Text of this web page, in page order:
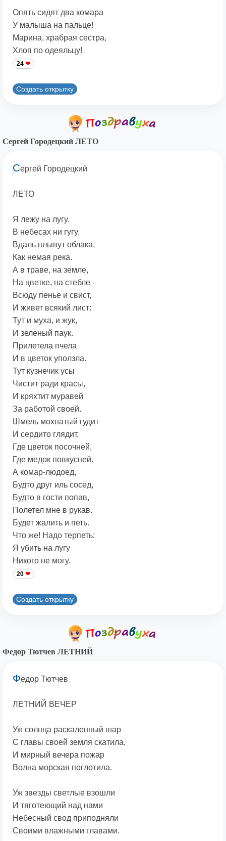
Опять сидят два комара
У малыша на пальце!
Марина, храбрая сестра,
Хлоп по одеяльцу!
24
Создать открытку
Сергей Городецкий ЛЕТО
Сергей Городецкий
ЛЕТО
Я лежу на лyгy.
В небесах ни гyгy.
Вдаль плывут облака,
Как немая река.
А в траве, на земле,
На цветке, на стебле -
Всюду пенье и свист,
И живет всякий лист:
Тут и муха, и жук,
И зеленый паук.
Прилетела пчела
И в цветок уползла.
Тут кузнечик усы
Чистит ради красы,
И кряхтит мypавей
За работой своей.
Шмель мохнатый гудит
И сердито глядит,
Где цветок посочней,
Где медок повкyсней.
А комаp-людоед,
Будто дpyг иль сосед,
Будто в гости попав,
Полетел мне в pyкав.
Будет жалить и петь.
Что же! Надо терпеть:
Я убить на лyгy
Никого не могу.
20
Создать открытку
Федор Тютчев ЛЕТНИЙ
Федор Тютчев
ЛЕТНИЙ ВЕЧЕР
Уж солнца раскаленный шар
С главы своей земля скатила,
И мирный вечера пожар
Волна морская поглотила.
Уж звезды светлые взошли
И тяготеющий над нами
Небесный свод приподняли
Своими влажными главами.